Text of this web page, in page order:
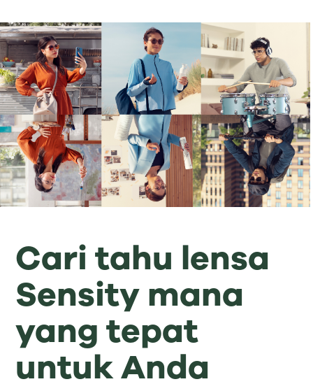
Cari tahu lensa
Sensity mana
yang tepat
untuk Anda